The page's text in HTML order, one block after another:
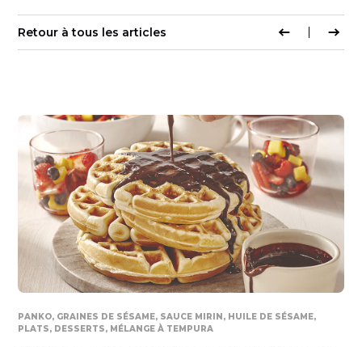
Retour à tous les articles
PANKO GRAINES DE SÉSAME SAUCE MIRIN
HUILE DE SÉSAME
PLATS
DESSERTS MÉLANGE À TEMPURA